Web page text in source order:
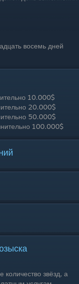
восемь дней
10.000$
20.000$
50.000$
100.000$
количество звёзд, а